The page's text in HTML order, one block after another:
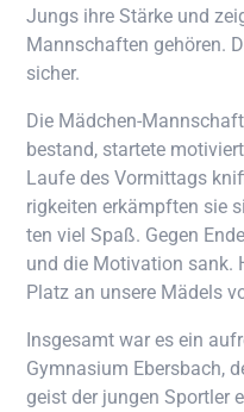
Jungs ihre Stär­ke und
Mann­schaf­ten gehö­ren.
sicher.
Die Mäd­chen-
bestand, star­te­te
Lau­fe des Vor­mit­tags
rig­kei­ten erkämpf­ten sie
ten viel Spaß. Gegen
und die Moti­va­ti­on sank.
Platz an unse­re Mädels
Ins­ge­samt war es ein
Gym­na­si­um Ebers­bach,
geist der jun­gen Sport­ler